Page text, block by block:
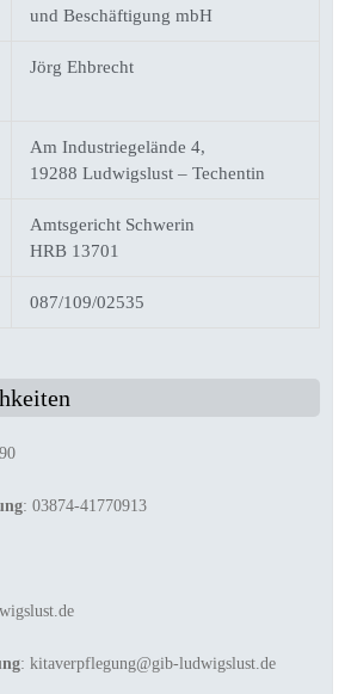
und Beschäftigung mbH
Jörg Ehbrecht
Am Industriegelände 4,
19288 Ludwigslust – Techentin
Amtsgericht Schwerin
HRB 13701
087/109/02535
: 03874-41770913
: kitaverpflegung@gib-ludwigslust.de